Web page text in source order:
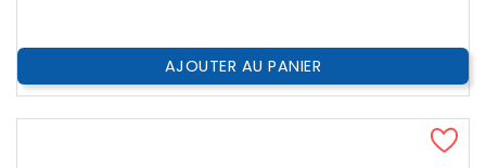
AJOUTER AU PANIER